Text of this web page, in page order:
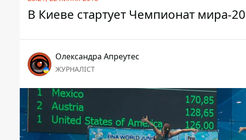
В Киеве стартует Чемпионат мира-
Олександра Апреутес
ЖУРНАЛІСТ